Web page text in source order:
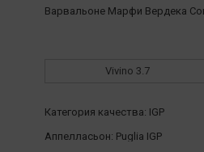
Варвальоне Марфи Вердека
Vivino 3.7
Категория качества: IGP
Аппелласьон: Puglia IGP